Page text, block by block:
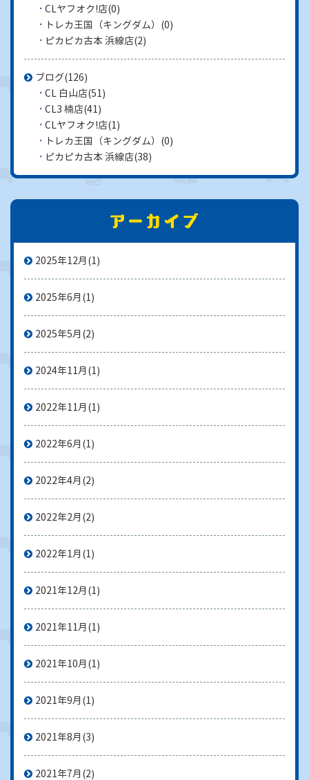
CLヤフオク!店(0)
トレカ王国（キングダム） (0)
ピカピカ古本 浜線店(2)
ブログ(126)
CL 白山店(51)
CL3 楠店(41)
CLヤフオク!店(1)
トレカ王国（キングダム） (0)
ピカピカ古本 浜線店(38)
2025年12月 (1)
2025年6月 (1)
2025年5月 (2)
2024年11月 (1)
2022年11月 (1)
2022年6月 (1)
2022年4月 (2)
2022年2月 (2)
2022年1月 (1)
2021年12月 (1)
2021年11月 (1)
2021年10月 (1)
2021年9月 (1)
2021年8月 (3)
2021年7月 (2)